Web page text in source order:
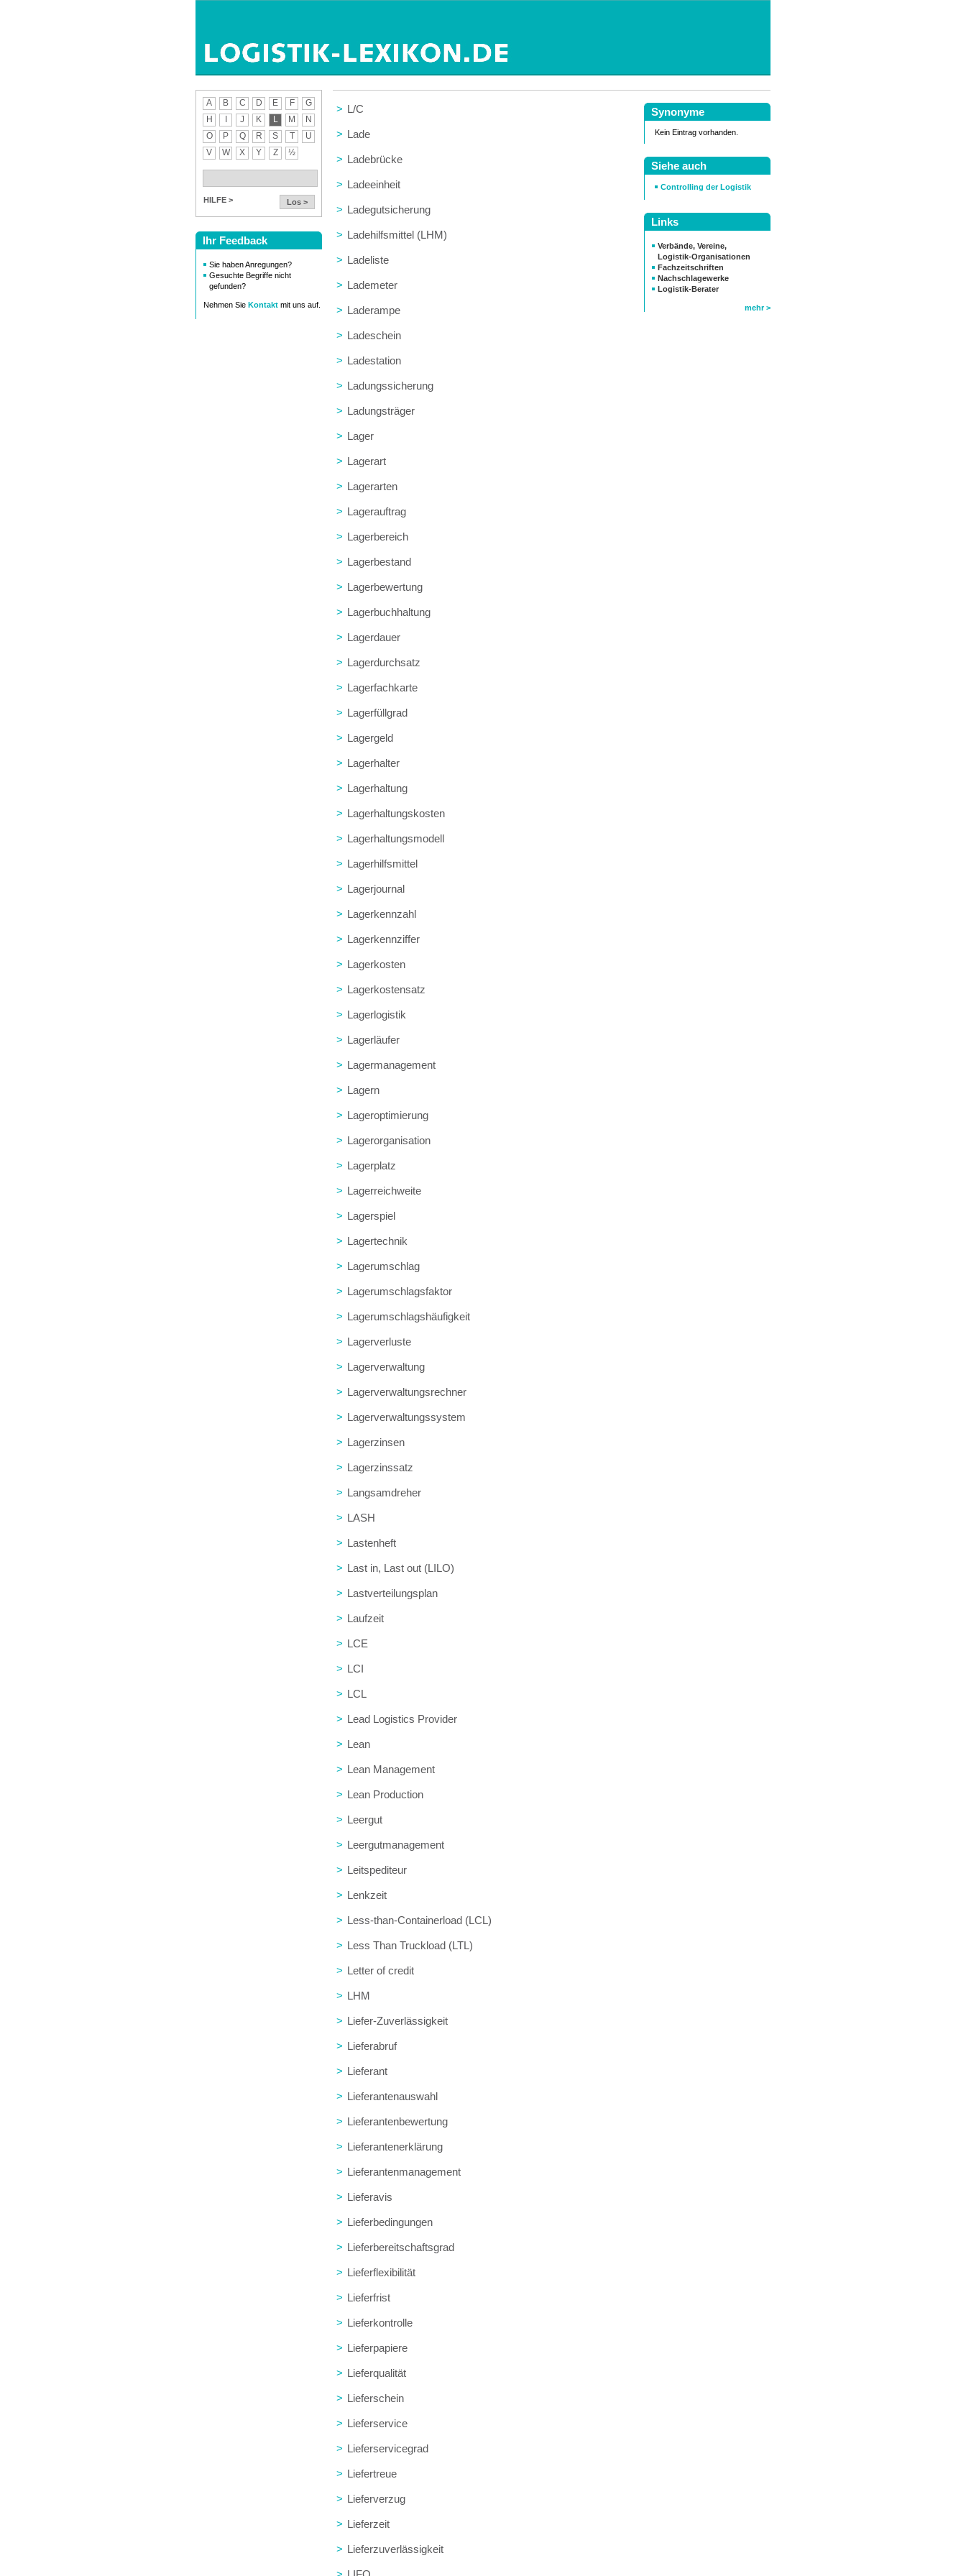
A B C D E F
G
H
J K L M
N
O
P Q R S T
U
V
W X Y Z ½
HILFE > Los >
Ihr Feedback
Sie haben Anregungen?
Gesuchte Begriffe nicht
gefunden?
Nehmen Sie Kontakt mit uns auf.
Synonyme
Kein Eintrag vorhanden.
Siehe auch
Controlling der Logistik
Links
Verbände, Vereine,
Logistik-Organisationen
Fachzeitschriften
Nachschlagewerke
Logistik-Berater
mehr >
> L/C
> Lade
> Ladebrücke
> Ladeeinheit
> Ladegutsicherung
> Ladehilfsmittel (LHM)
> Ladeliste
> Lademeter
> Laderampe
> Ladeschein
> Ladestation
> Ladungssicherung
> Ladungsträger
> Lager
> Lagerart
> Lagerarten
> Lagerauftrag
> Lagerbereich
> Lagerbestand
> Lagerbewertung
> Lagerbuchhaltung
> Lagerdauer
> Lagerdurchsatz
> Lagerfachkarte
> Lagerfüllgrad
> Lagergeld
> Lagerhalter
> Lagerhaltung
> Lagerhaltungskosten
> Lagerhaltungsmodell
> Lagerhilfsmittel
> Lagerjournal
> Lagerkennzahl
> Lagerkennziffer
> Lagerkosten
> Lagerkostensatz
> Lagerlogistik
> Lagerläufer
> Lagermanagement
> Lagern
> Lageroptimierung
> Lagerorganisation
> Lagerplatz
> Lagerreichweite
> Lagerspiel
> Lagertechnik
> Lagerumschlag
> Lagerumschlagsfaktor
> Lagerumschlagshäufigkeit
> Lagerverluste
> Lagerverwaltung
> Lagerverwaltungsrechner
> Lagerverwaltungssystem
> Lagerzinsen
> Lagerzinssatz
> Langsamdreher
> LASH
> Lastenheft
> Last in, Last out (LILO)
> Lastverteilungsplan
> Laufzeit
> LCE
> LCI
> LCL
> Lead Logistics Provider
> Lean
> Lean Management
> Lean Production
> Leergut
> Leergutmanagement
> Leitspediteur
> Lenkzeit
> Less-than-Containerload (LCL)
> Less Than Truckload (LTL)
> Letter of credit
> LHM
> Liefer-Zuverlässigkeit
> Lieferabruf
> Lieferant
> Lieferantenauswahl
> Lieferantenbewertung
> Lieferantenerklärung
> Lieferantenmanagement
> Lieferavis
> Lieferbedingungen
> Lieferbereitschaftsgrad
> Lieferflexibilität
> Lieferfrist
> Lieferkontrolle
> Lieferpapiere
> Lieferqualität
> Lieferschein
> Lieferservice
> Lieferservicegrad
> Liefertreue
> Lieferverzug
> Lieferzeit
> Lieferzuverlässigkeit